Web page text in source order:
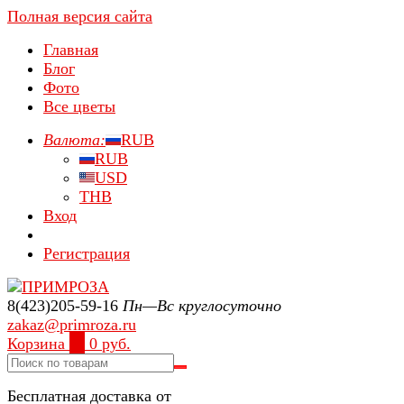
Полная версия сайта
Главная
Блог
Фото
Все цветы
Валюта:
RUB
RUB
USD
THB
Вход
Регистрация
8(423)205-59-16 Пн—Вс круглосуточно
zakaz@primroza.ru
Корзина
0 руб.
Бесплатная доставка от